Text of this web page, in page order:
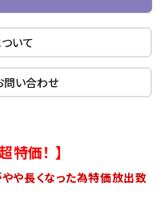
いて
問い合わせ
価！ 】
や長くなった為特価放出致